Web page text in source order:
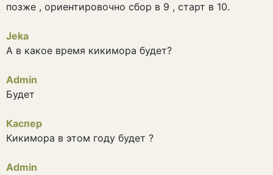
позже , ориентировочно сбор в 9 , старт в 10.
Jeka
А в какое время кикимора будет?
Admin
Будет
Каспер
Кикимора в этом году будет ?
Admin